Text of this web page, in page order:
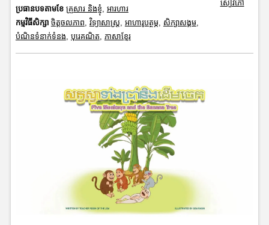
ប្រធានបទតាមខែ គ្រួសារ និងខ្ញុំ អារហារ
កម្មវិធីសិក្សា ចិត្តចលភាព វិទ្យាសាស្រ្ត អាហារូបត្ថម្ភ, សិក្សាសង្គម,
បំណិនទំនាក់ទំនង បុរេគណិត ភាសាខ្មែរ
សៀវភៅ